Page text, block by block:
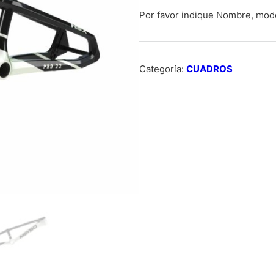
Por favor indique Nombre,
Categoría: CUADROS